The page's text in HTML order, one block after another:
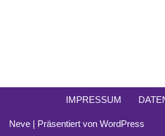
IMPRESSUM
Neve | Präsentiert von WordPress